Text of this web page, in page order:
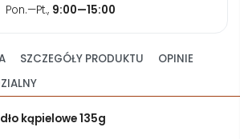
Pon.—Pt., 9:00—15:00
SZCZEGÓŁY PRODUKTU
OPINIE
kąpielowe 135g